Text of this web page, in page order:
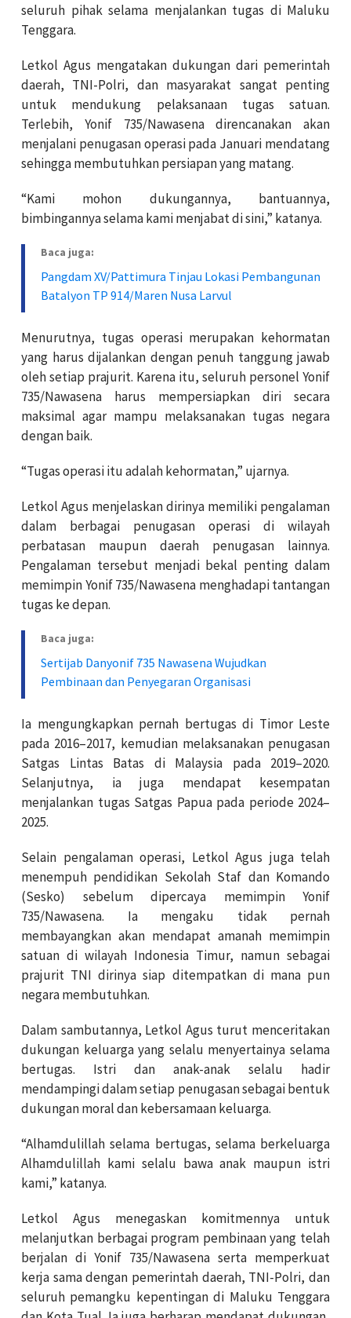
seluruh pihak selama menjalankan tugas di Maluku
Tenggara.
Letkol Agus mengatakan dukungan dari pemerintah
daerah, TNI-Polri, dan masyarakat sangat penting
untuk mendukung pelaksanaan tugas satuan.
Terlebih, Yonif 735/Nawasena direncanakan akan
menjalani penugasan operasi pada Januari mendatang
sehingga membutuhkan persiapan yang matang.
“Kami mohon dukungannya, bantuannya,
bimbingannya selama kami menjabat di sini,” katanya.
Baca juga:
Pangdam XV/Pattimura Tinjau Lokasi Pembangunan
Batalyon TP 914/Maren Nusa Larvul
Menurutnya, tugas operasi merupakan kehormatan
yang harus dijalankan dengan penuh tanggung jawab
oleh setiap prajurit. Karena itu, seluruh personel Yonif
735/Nawasena harus mempersiapkan diri secara
maksimal agar mampu melaksanakan tugas negara
dengan baik.
“Tugas operasi itu adalah kehormatan,” ujarnya.
Letkol Agus menjelaskan dirinya memiliki pengalaman
dalam berbagai penugasan operasi di wilayah
perbatasan maupun daerah penugasan lainnya.
Pengalaman tersebut menjadi bekal penting dalam
memimpin Yonif 735/Nawasena menghadapi tantangan
tugas ke depan.
Baca juga:
Sertijab Danyonif 735 Nawasena Wujudkan
Pembinaan dan Penyegaran Organisasi
Ia mengungkapkan pernah bertugas di Timor Leste
pada 2016–2017, kemudian melaksanakan penugasan
Satgas Lintas Batas di Malaysia pada 2019–2020.
Selanjutnya, ia juga mendapat kesempatan
menjalankan tugas Satgas Papua pada periode 2024–
2025.
Selain pengalaman operasi, Letkol Agus juga telah
menempuh pendidikan Sekolah Staf dan Komando
(Sesko) sebelum dipercaya memimpin Yonif
735/Nawasena. Ia mengaku tidak pernah
membayangkan akan mendapat amanah memimpin
satuan di wilayah Indonesia Timur, namun sebagai
prajurit TNI dirinya siap ditempatkan di mana pun
negara membutuhkan.
Dalam sambutannya, Letkol Agus turut menceritakan
dukungan keluarga yang selalu menyertainya selama
bertugas. Istri dan anak-anak selalu hadir
mendampingi dalam setiap penugasan sebagai bentuk
dukungan moral dan kebersamaan keluarga.
“Alhamdulillah selama bertugas, selama berkeluarga
Alhamdulillah kami selalu bawa anak maupun istri
kami,” katanya.
Letkol Agus menegaskan komitmennya untuk
melanjutkan berbagai program pembinaan yang telah
berjalan di Yonif 735/Nawasena serta memperkuat
kerja sama dengan pemerintah daerah, TNI-Polri, dan
seluruh pemangku kepentingan di Maluku Tenggara